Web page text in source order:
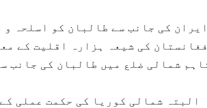
ایران کی جانب سے طالبان کو اسلحہ
کی شیعہ ہزارہ اقلیت کے
شمالی ضلع میں طالبان کی جانب
البتہ شمالی کوریا کی حکمت عملی